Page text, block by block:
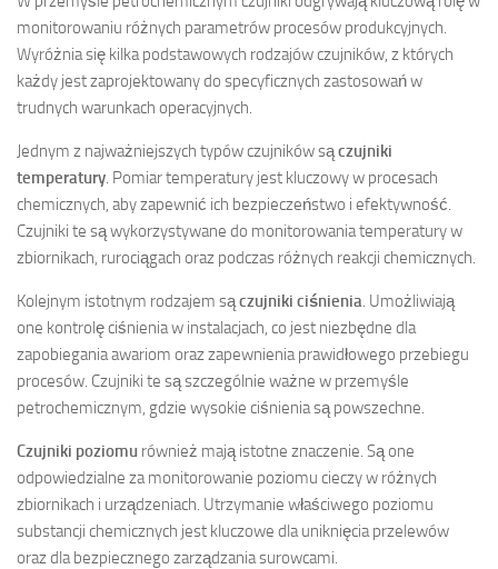
monitorowaniu różnych parametrów procesów produkcyjnych.
Wyróżnia się kilka podstawowych rodzajów czujników, z których
każdy jest zaprojektowany do specyficznych zastosowań w
trudnych warunkach operacyjnych.
Jednym z najważniejszych typów czujników sączujniki
temperatury. Pomiar temperatury jest kluczowy w procesach
chemicznych, aby zapewnić ich bezpieczeństwo i efektywność.
Czujniki te są wykorzystywane do monitorowania temperatury w
zbiornikach, rurociągach oraz podczas różnych reakcji chemicznych.
Kolejnym istotnym rodzajem sączujniki ciśnienia. Umożliwiają
one kontrolę ciśnienia w instalacjach, co jest niezbędne dla
zapobiegania awariom oraz zapewnienia prawidłowego przebiegu
procesów. Czujniki te są szczególnie ważne w przemyśle
petrochemicznym, gdzie wysokie ciśnienia są powszechne.
Czujniki poziomu również mają istotne znaczenie. Są one
odpowiedzialne za monitorowanie poziomu cieczy w różnych
zbiornikach i urządzeniach. Utrzymanie właściwego poziomu
substancji chemicznych jest kluczowe dla uniknięcia przelewów
oraz dla bezpiecznego zarządzania surowcami.